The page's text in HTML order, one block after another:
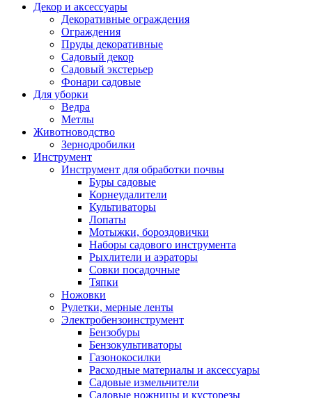
Декор и аксессуары
Декоративные ограждения
Ограждения
Пруды декоративные
Садовый декор
Садовый экстерьер
Фонари садовые
Для уборки
Ведра
Метлы
Животноводство
Зернодробилки
Инструмент
Инструмент для обработки почвы
Буры садовые
Корнеудалители
Культиваторы
Лопаты
Мотыжки, бороздовички
Наборы садового инструмента
Рыхлители и аэраторы
Совки посадочные
Тяпки
Ножовки
Рулетки, мерные ленты
Электробензоинструмент
Бензобуры
Бензокультиваторы
Газонокосилки
Расходные материалы и аксессуары
Садовые измельчители
Садовые ножницы и кусторезы